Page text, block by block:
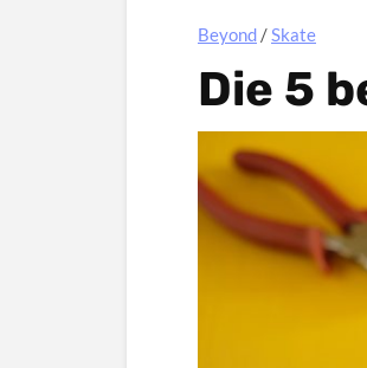
Beyond /Skate
Die 5